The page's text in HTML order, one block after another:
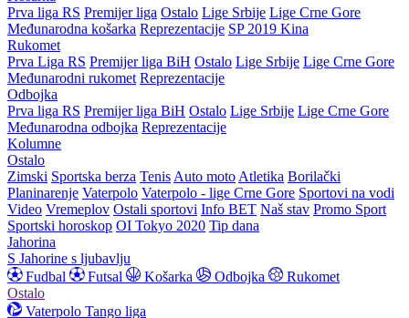
Prva liga RS Premijer liga Ostalo Lige Srbije Lige Crne Gore
Međunarodna košarka Reprezentacije SP 2019 Kina
Rukomet
Prva Liga RS Premijer liga BiH Ostalo Lige Srbije Lige Crne Gore
Međunarodni rukomet Reprezentacije
Odbojka
Prva liga RS Premijer liga BiH Ostalo Lige Srbije Lige Crne Gore
Međunarodna odbojka Reprezentacije
Kolumne
Ostalo
Zimski Sportska berza Tenis Auto moto Atletika Borilački
Planinarenje Vaterpolo Vaterpolo - lige Crne Gore Sportovi na vodi
Video Vremeplov Ostali sportovi Info BET Naš stav Promo Sport
Sportski horoskop OI Tokyo 2020 Tip dana
Jahorina
S Jahorine s ljubavlju
Fudbal
Futsal Košarka Odbojka
Rukomet
Ostalo
Vaterpolo Tango liga